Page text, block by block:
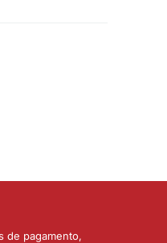
de pagamento,